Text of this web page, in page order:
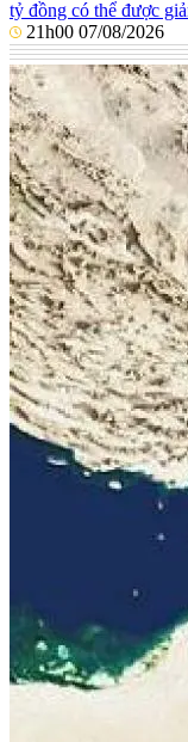
tỷ đồng có thể được
21h00 07/08/2026